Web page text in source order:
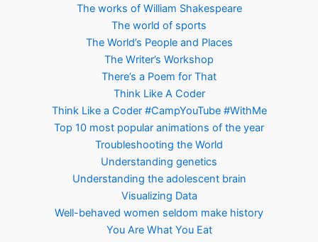
The works of William Shakespeare
The world of sports
The World’s People and Places
The Writer’s Workshop
There’s a Poem for That
Think Like A Coder
Think Like a Coder #CampYouTube #WithMe
Top 10 most popular animations of the year
Troubleshooting the World
Understanding genetics
Understanding the adolescent brain
Visualizing Data
Well-behaved women seldom make history
You Are What You Eat